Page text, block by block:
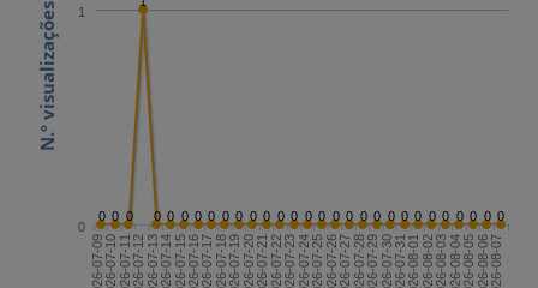
0 0 0 0 0 0 0 0 0 0 0 0 0 0 0 0 0 0 0 0 0 0 0 0 0 0 0 0 0
2026-07-092026-07-102026-07-112026-07-122026-07-132026-07-142026-07-152026-07-162026-07-172026-07-182026-07-192026-07-202026-07-212026-07-222026-07-232026-07-242026-07-252026-07-262026-07-272026-07-282026-07-292026-07-302026-07-312026-08-012026-08-022026-08-032026-08-042026-08-052026-08-062026-08-07
0
1